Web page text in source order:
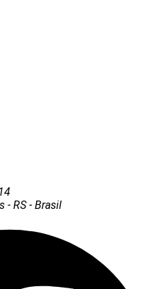
- RS - Brasil